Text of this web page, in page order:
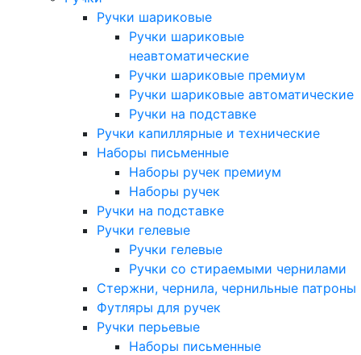
Ручки шариковые
Ручки шариковые
неавтоматические
Ручки шариковые премиум
Ручки шариковые автоматические
Ручки на подставке
Ручки капиллярные и технические
Наборы письменные
Наборы ручек премиум
Наборы ручек
Ручки на подставке
Ручки гелевые
Ручки гелевые
Ручки со стираемыми чернилами
Стержни, чернила, чернильные патроны
Футляры для ручек
Ручки перьевые
Наборы письменные